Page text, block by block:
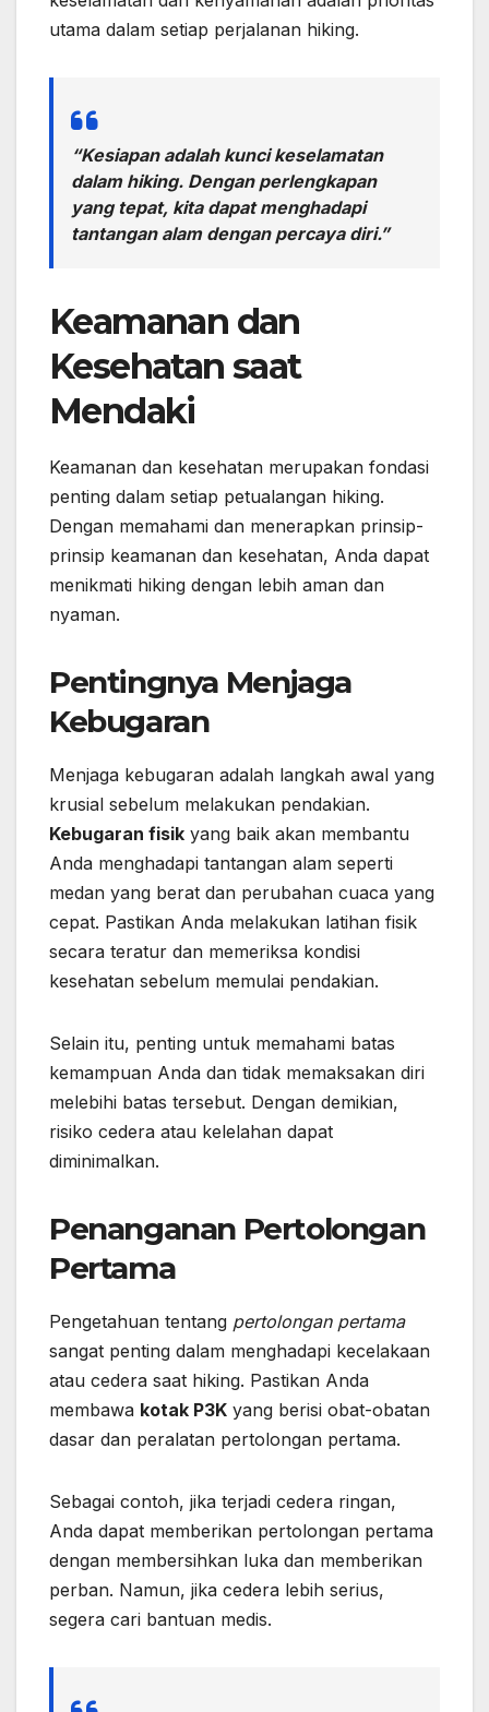
utama dalam setiap perjalanan hiking.
“Kesiapan adalah kunci keselamatan
dalam hiking. Dengan perlengkapan
yang tepat, kita dapat menghadapi
tantangan alam dengan percaya diri.”
Keamanan dan
Kesehatan saat
Mendaki
Keamanan dan kesehatan merupakan fondasi
penting dalam setiap petualangan hiking.
Dengan memahami dan menerapkan prinsip-
prinsip keamanan dan kesehatan, Anda dapat
menikmati hiking dengan lebih aman dan
nyaman.
Pentingnya Menjaga
Kebugaran
Menjaga kebugaran adalah langkah awal yang
krusial sebelum melakukan pendakian.
Kebugaran fisik yang baik akan membantu
Anda menghadapi tantangan alam seperti
medan yang berat dan perubahan cuaca yang
cepat. Pastikan Anda melakukan latihan fisik
secara teratur dan memeriksa kondisi
kesehatan sebelum memulai pendakian.
Selain itu, penting untuk memahami batas
kemampuan Anda dan tidak memaksakan diri
melebihi batas tersebut. Dengan demikian,
risiko cedera atau kelelahan dapat
diminimalkan.
Penanganan Pertolongan
Pertama
Pengetahuan tentang pertolongan pertama
sangat penting dalam menghadapi kecelakaan
atau cedera saat hiking. Pastikan Anda
membawa kotak P3K yang berisi obat-obatan
dasar dan peralatan pertolongan pertama.
Sebagai contoh, jika terjadi cedera ringan,
Anda dapat memberikan pertolongan pertama
dengan membersihkan luka dan memberikan
perban. Namun, jika cedera lebih serius,
segera cari bantuan medis.